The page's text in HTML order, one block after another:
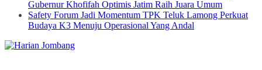
Gubernur Khofifah Optimis Jatim Raih Juara Umum
Safety Forum Jadi Momentum TPK Teluk Lamong Perkuat
Budaya K3 Menuju Operasional Yang Andal